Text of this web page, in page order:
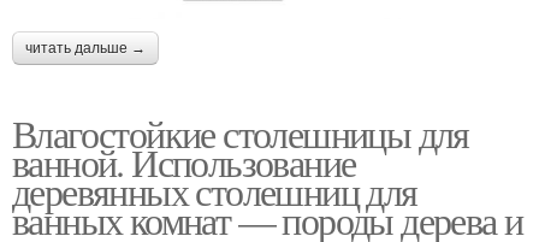
читать дальше →
Влагостойкие столешницы для
ванной. Использование
деревянных столешниц для
ванных комнат — породы дерева и